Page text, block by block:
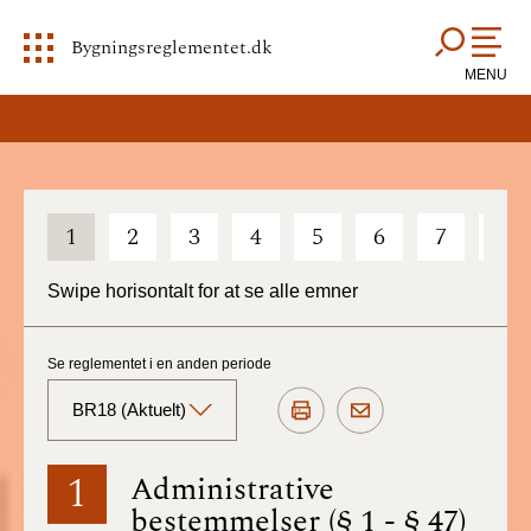
Bygningsreglementet.dk
MENU
1 2 3 4 5 6 7
Swipe horisontalt for at se alle emner
1 Administrative
bestemmelser (§ 1 - § 47)
Se reglementet i en anden periode
BR18 (Aktuelt)
BR18 (Aktuelt)